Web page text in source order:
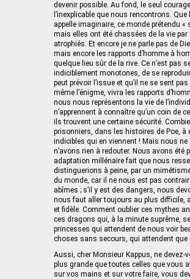
devenir possible. Au fond, le seul
l’inexplicable que nous rencontrons.
appelle imaginaire, ce monde prétendu
mais elles ont été chassées de la vie
atrophiés. Et encore je ne parle pas de
mais encore les rapports d’homme à
quelque lieu sûr de la rive. Ce n’est pas
indiciblement monotones, de se
peut prévoir l’issue et qu’il ne se sent
même l’énigme, vivra les rapports
nous nous représentons la vie de
n’apprennent à connaître qu’un coin de
ils trouvent une certaine sécurité.
prisonniers, dans les histoires de Poe,
indicibles qui en viennent ! Mais nous
n’avons rien à redouter. Nous avons
adaptation millénaire fait que nous
distinguerions à peine, par un
du monde, car il ne nous est pas
abîmes ; s’il y est des dangers, nous
nous faut aller toujours au plus difficile,
et fidèle. Comment oublier ces mythes
ces dragons qui, à la minute suprême,
princesses qui attendent de nous voir
choses sans secours, qui attendent
Aussi, cher Monsieur Kappus, ne
plus grande que toutes celles que vous
sur vos mains et sur votre faire, vous